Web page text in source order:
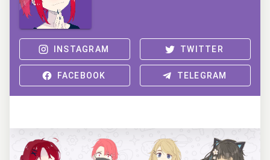
INSTAGRAM TWITTER
FACEBOOK TELEGRAM